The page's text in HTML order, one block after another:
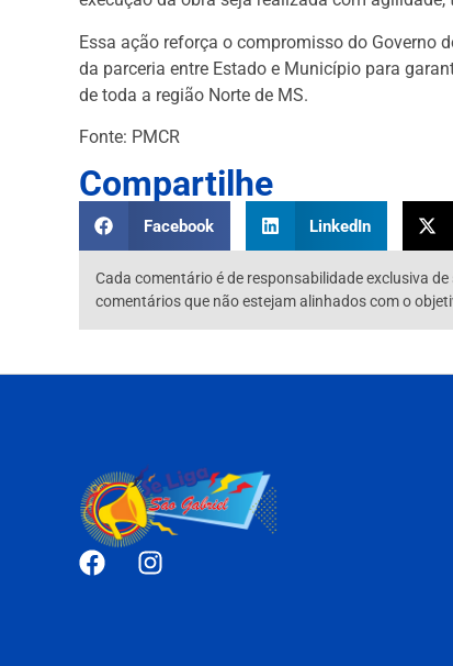
Essa ação reforça o compromisso do Governo
da parceria entre Estado e Município para
de toda a região Norte de MS.
Fonte: PMCR
Compartilhe
Facebook LinkedIn
Cada comentário é de responsabilidade exclusiva
comentários que não estejam alinhados com o